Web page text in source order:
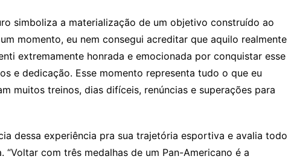
simboliza a materialização de um objetivo construído ao
momento, eu nem consegui acreditar que aquilo realmente
extremamente honrada e emocionada por conquistar esse
e dedicação. Esse momento representa tudo o que eu
muitos treinos, dias difíceis, renúncias e superações para
dessa experiência pra sua trajetória esportiva e avalia todo
com três medalhas de um Pan-Americano é a